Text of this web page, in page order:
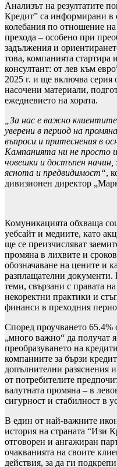
Анализът на резултатите
Кредит” са информирани в
колебания по отношение
прехода – особено при
задължения и
това, компанията
консултант: от лев към
2025 г. и ще включва серия
насочени материали,
ежедневието на хората.
„За нас е важно
уверени в период на
въпроси и притеснения в
Кампанията ни не просто
човешки и достъпен начин,
яснота и предвидимост“,
дивизионен директор
Комуникацията обхваща
уебсайт и медиите, като
ще се преизчисляват
промяна в лихвите и
обозначаване на цените и
разплащателни
теми, свързани с правата
некоректни практики и
финанси в преходния
Според проучването 65.4%
„много важно“ да получат
преобразуването на
компаниите за бързи
допълнителни разяснения
от потребителите
валутната промяна – в
сигурност и стабилност в
В един от най-важните
история на страната “Изи
отговорен и ангажиран
очакванията на своите
действия, за да ги